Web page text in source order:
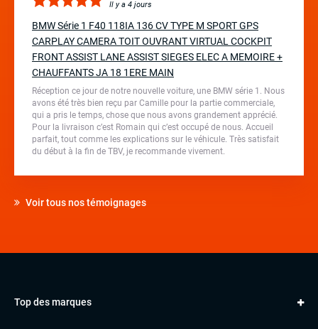
Il y a 4 jours
BMW Série 1 F40 118IA 136 CV TYPE M SPORT GPS
CARPLAY CAMERA TOIT OUVRANT VIRTUAL COCKPIT
FRONT ASSIST LANE ASSIST SIEGES ELEC A MEMOIRE +
CHAUFFANTS JA 18 1ERE MAIN
Réception ce jour de notre nouvelle voiture, une BMW série 1. Nous
avons été très bien reçu par Camille pour la partie commerciale,
qui a pris le temps, chose que nous avons grandement apprécié.
Pour la livraison c’est Romain qui c’est occupé de nous. Accueil
parfait, tout comme les explications sur le véhicule. Très satisfait
du début à la fin de TBV, je recommande vivement.
Voir tous nos témoignages
Top des marques